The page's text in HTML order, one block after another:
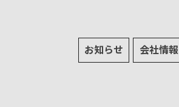
お知らせ 会社情報